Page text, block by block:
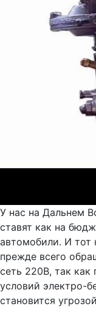
У нас на Дальнем
ставят как на
автомобили. И тот
прежде всего
сеть 220В, так
условий электро-
становится